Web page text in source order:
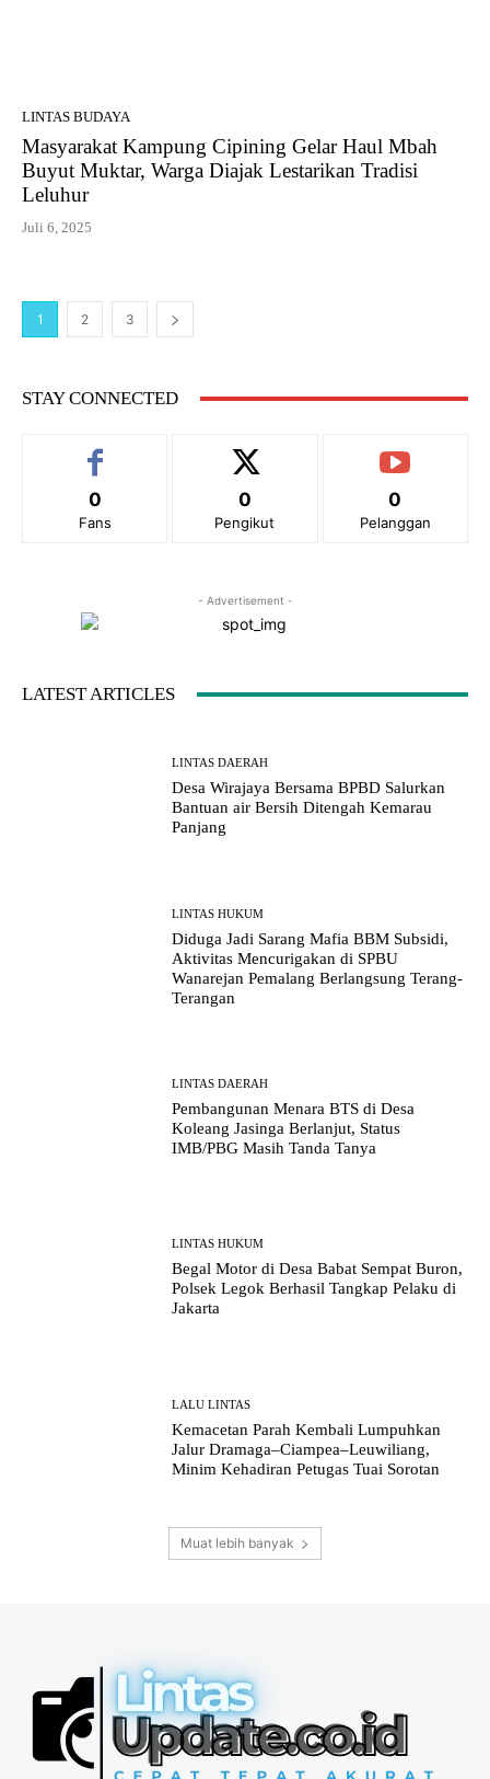
LINTAS BUDAYA
Masyarakat Kampung Cipining Gelar Haul Mbah
Buyut Muktar, Warga Diajak Lestarikan Tradisi
Leluhur
Juli 6, 2025
1 2 3
STAY CONNECTED
0
Fans
0
Pengikut
0
Pelanggan
- Advertisement -
LATEST ARTICLES
LINTAS DAERAH
Desa Wirajaya Bersama BPBD Salurkan
Bantuan air Bersih Ditengah Kemarau
Panjang
LINTAS HUKUM
Diduga Jadi Sarang Mafia BBM Subsidi,
Aktivitas Mencurigakan di SPBU
Wanarejan Pemalang Berlangsung Terang-
Terangan
LINTAS DAERAH
Pembangunan Menara BTS di Desa
Koleang Jasinga Berlanjut, Status
IMB/PBG Masih Tanda Tanya
LINTAS HUKUM
Begal Motor di Desa Babat Sempat Buron,
Polsek Legok Berhasil Tangkap Pelaku di
Jakarta
LALU LINTAS
Kemacetan Parah Kembali Lumpuhkan
Jalur Dramaga–Ciampea–Leuwiliang,
Minim Kehadiran Petugas Tuai Sorotan
Muat lebih banyak